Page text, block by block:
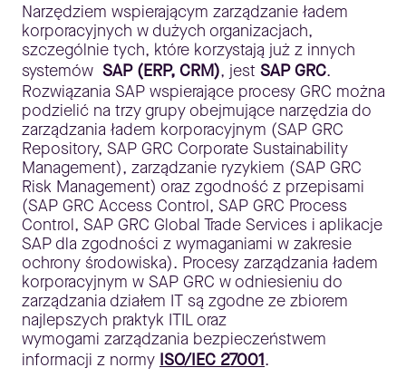
Narzędziem wspierającym zarządzanie ładem
korporacyjnych w dużych organizacjach,
szczególnie tych, które korzystają już z innych
systemów SAP (ERP, CRM), jest SAP GRC.
Rozwiązania SAP wspierające procesy GRC można
podzielić na trzy grupy obejmujące narzędzia do
zarządzania ładem korporacyjnym (SAP GRC
Repository, SAP GRC Corporate Sustainability
Management), zarządzanie ryzykiem (SAP GRC
Risk Management) oraz zgodność z przepisami
(SAP GRC Access Control, SAP GRC Process
Control, SAP GRC Global Trade Services i aplikacje
SAP dla zgodności z wymaganiami w zakresie
ochrony środowiska). Procesy zarządzania ładem
korporacyjnym w SAP GRC w odniesieniu do
zarządzania działem IT są zgodne ze zbiorem
najlepszych praktyk ITIL oraz
wymogami zarządzania bezpieczeństwem
informacji z normy ISO/IEC 27001.